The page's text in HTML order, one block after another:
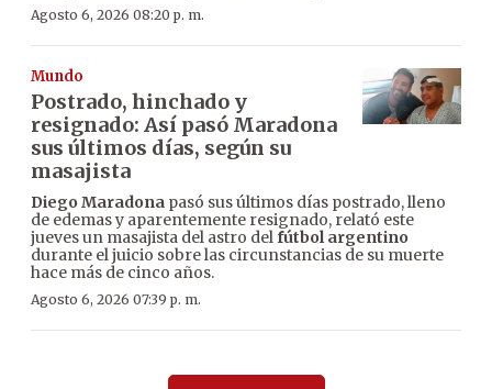
Agosto 6, 2026 08:20 p. m.
Mundo
Postrado, hinchado y
resignado: Así pasó Maradona
sus últimos días, según su
masajista
Diego Maradona pasó sus últimos días postrado, lleno
de edemas y aparentemente resignado, relató este
jueves un masajista del astro delfútbol argentino
durante el juicio sobre las circunstancias de su muerte
hace más de cinco años.
Agosto 6, 2026 07:39 p. m.